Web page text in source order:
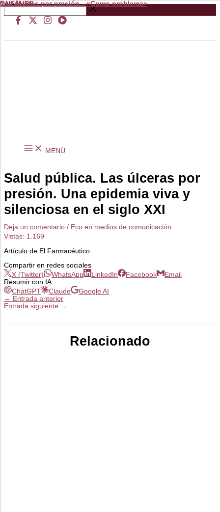
Ir
al
contenido
Buscar
…
MENÚ
Salud pública. Las úlceras por
presión. Una epidemia viva y
silenciosa en el siglo XXI
Deja un comentario / Eco en medios de comunicación
Vistas: 1.169
Artículo de El Farmacéutico
Las úlceras por presión…«Como problema»
from
GNEAUPP.
Compartir en redes sociales
X (Twitter)
WhatsApp LinkedIn Facebook
Email
Resumir con IA
ChatGPT
Claude
Google AI
← Entrada anterior
Entrada siguiente →
Relacionado